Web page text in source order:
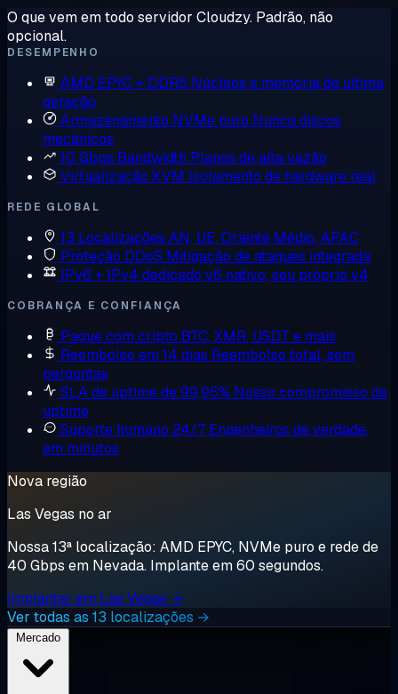
O que vem em todo servidor Cloudzy. Padrão, não
opcional.
DESEMPENHO
AMD EPYC + DDR5 Núcleos e memória de última
geração
Armazenamento NVMe puro Nunca discos
mecânicos
10 Gbps Bandwidth Planos de alta vazão
Virtualização KVM Isolamento de hardware real
REDE GLOBAL
13 Localizações AN, UE, Oriente Médio, APAC
Proteção DDoS Mitigação de ataques integrada
IPv6 + IPv4 dedicado v6 nativo, seu próprio v4
COBRANÇA E CONFIANÇA
Pague com cripto BTC, XMR, USDT e mais
Reembolso em 14 dias Reembolso total, sem
perguntas
SLA de uptime de 99,95% Nosso compromisso de
uptime
Suporte humano 24/7 Engenheiros de verdade,
em minutos
Nova região
Las Vegas no ar
Nossa 13ª localização: AMD EPYC, NVMe puro e rede de
40 Gbps em Nevada. Implante em 60 segundos.
Implantar em Las Vegas →
Ver todas as 13 localizações →